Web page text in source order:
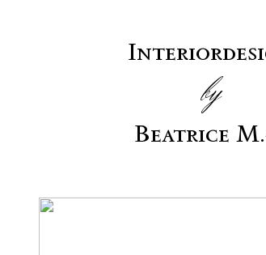
by
Beatrice